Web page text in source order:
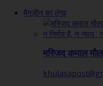
मैगज़ीन का लेख
मस्जिद कमाल